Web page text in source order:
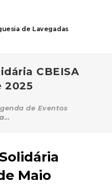
de Lavegadas
CBEISA
2025
de Eventos
Maio